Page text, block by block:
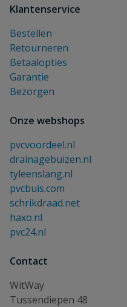
Klantenservice
Bestellen
Retourneren
Betaalopties
Garantie
Bezorgen
Onze webshops
pvcvoordeel.nl
drainagebuizen.nl
tyleenslang.nl
pvcbuis.com
schrikdraad.net
haxo.nl
pvc24.nl
Contact
WitWay
Tussendiepen 48